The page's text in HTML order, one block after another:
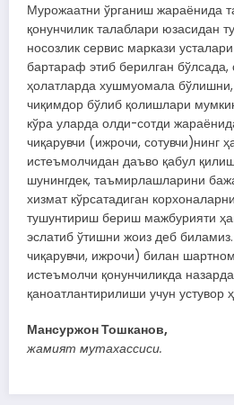
Мурожаатни ўрганиш жараёнида
қонунчилик талаблари юзасидан
носозлик сервис маркази
бартараф этиб берилган бўлсада,
ҳолатларда хушмуомала
чиқимдор бўлиб қолишлари
кўра уларда олди-сотди
чиқарувчи (ижрочи, сотувчи)нинг
истеъмолчидан даъво қабул
шунингдек, таъмирлашларини
хизмат кўрсатадиган
тушунтириш бериш мажбурияти
эслатиб ўтишни жоиз деб
чиқарувчи, ижрочи) билан
истеъмолчи қонунчиликда
қаноатлантирилиши учун устувор
Мансуржон Тошканов,
жамият мутахассиси.